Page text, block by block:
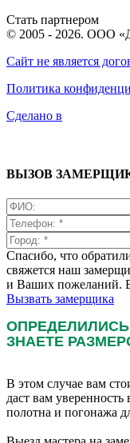
Стать партнером
© 2005 - 2026. ООО
Сайт не является
Политика
Сделано в
ВЫЗОВ
Спасибо, что
свяжется наш
и Ваших пожеланий.
Вызвать замерщика
ЗНАЕТЕ
В этом случае вам
даст вам
полотна и погонажа